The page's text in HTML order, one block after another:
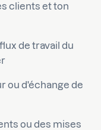
clients et ton
de travail du
ou d'échange de
ou des mises